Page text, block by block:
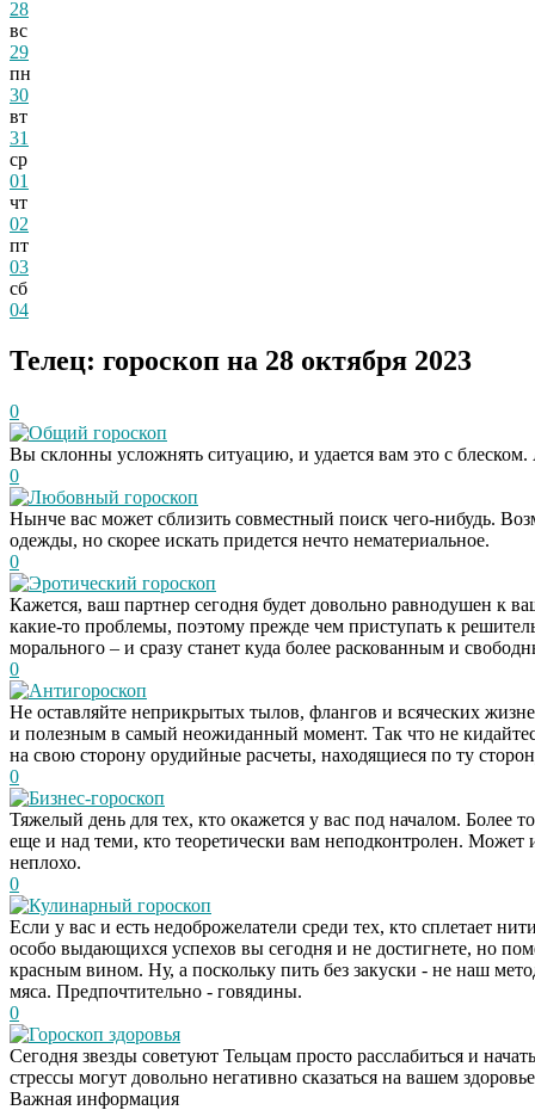
28
вс
29
пн
30
вт
31
ср
01
чт
02
пт
03
сб
04
Телец: гороскоп на 28 октября 2023
0
Общий гороскоп
Вы склонны усложнять ситуацию, и удается вам это с
0
Любовный гороскоп
Нынче вас может сблизить совместный поиск чего-нибудь.
одежды, но скорее искать придется нечто нематериальное.
0
Эротический гороскоп
Кажется, ваш партнер сегодня будет довольно равнодушен к
какие-то проблемы, поэтому прежде чем приступать к
морального – и сразу станет куда более раскованным и
0
Антигороскоп
Не оставляйте неприкрытых тылов, флангов и всяческих
и полезным в самый неожиданный момент. Так что не
на свою сторону орудийные расчеты, находящиеся по ту
0
Бизнес-гороскоп
Тяжелый день для тех, кто окажется у вас под началом. Более
еще и над теми, кто теоретически вам неподконтролен. Может
неплохо.
0
Кулинарный гороскоп
Если у вас и есть недоброжелатели среди тех, кто сплетает
особо выдающихся успехов вы сегодня и не достигнете, но
красным вином. Ну, а поскольку пить без закуски - не наш
мяса. Предпочтительно - говядины.
0
Гороскоп здоровья
Сегодня звезды советуют Тельцам просто расслабиться и
стрессы могут довольно негативно сказаться на вашем
Важная информация